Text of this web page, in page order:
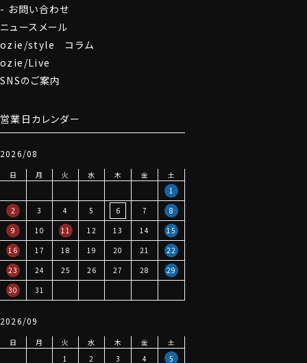
お問い合わせ
ニュースメール
ozie/style コラム
ozie/Live
SNSのご案内
営業日カレンダー
2026/08
日 月 火 水 木 金
土
1
2
3 4 5 6 7
8
9
10 11 12 13 14
15
16
17 18 19 20 21
22
23
24 25 26 27 28
29
30
31
2026/09
日 月 火 水 木 金
土
1
2 3 4
5